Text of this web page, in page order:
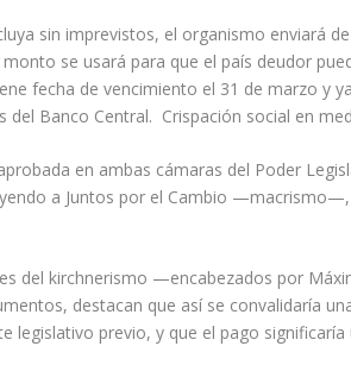
sin imprevistos, el organismo enviará
se usará para que el país deudor
fecha de vencimiento el 31 de marzo y
del Banco Central. Crispación social en
en ambas cámaras del Poder
a Juntos por el Cambio
del kirchnerismo —encabezados por
destacan que así se convalidaría
legislativo previo, y que el pago